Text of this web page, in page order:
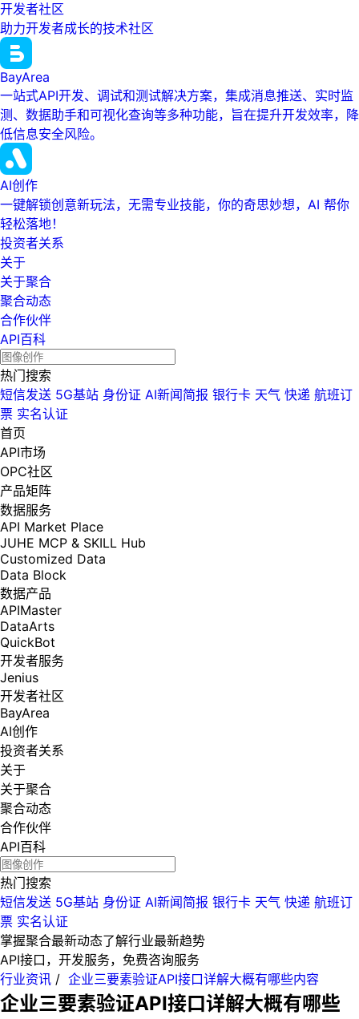
开发者社区
助力开发者成长的技术社区
BayArea
一站式API开发、调试和测试解决方案，集成消息推送、实时监
测、数据助手和可视化查询等多种功能，旨在提升开发效率，降
低信息安全风险。
AI创作
一键解锁创意新玩法，无需专业技能，你的奇思妙想，AI 帮你
轻松落地！
投资者关系
关于
关于聚合
聚合动态
合作伙伴
API百科
热门搜索
短信发送 5G基站 身份证 AI新闻简报 银行卡 天气 快递 航班订
票 实名认证
首页
API市场
OPC社区
产品矩阵
数据服务
API Market Place
JUHE MCP & SKILL Hub
Customized Data
Data Block
数据产品
APIMaster
DataArts
QuickBot
开发者服务
Jenius
开发者社区
BayArea
AI创作
投资者关系
关于
关于聚合
聚合动态
合作伙伴
API百科
热门搜索
短信发送 5G基站 身份证 AI新闻简报 银行卡 天气 快递 航班订
票 实名认证
掌握聚合最新动态了解行业最新趋势
API接口，开发服务，免费咨询服务
行业资讯 / 企业三要素验证API接口详解大概有哪些内容
企业三要素验证API接口详解大概有哪些